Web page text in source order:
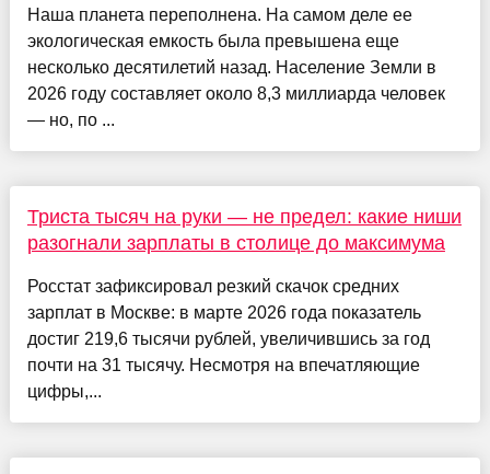
Наша планета переполнена. На самом деле ее
экологическая емкость была превышена еще
несколько десятилетий назад. Население Земли в
2026 году составляет около 8,3 миллиарда человек
— но, по ...
Триста тысяч на руки — не предел: какие ниши
разогнали зарплаты в столице до максимума
Росстат зафиксировал резкий скачок средних
зарплат в Москве: в марте 2026 года показатель
достиг 219,6 тысячи рублей, увеличившись за год
почти на 31 тысячу. Несмотря на впечатляющие
цифры,...